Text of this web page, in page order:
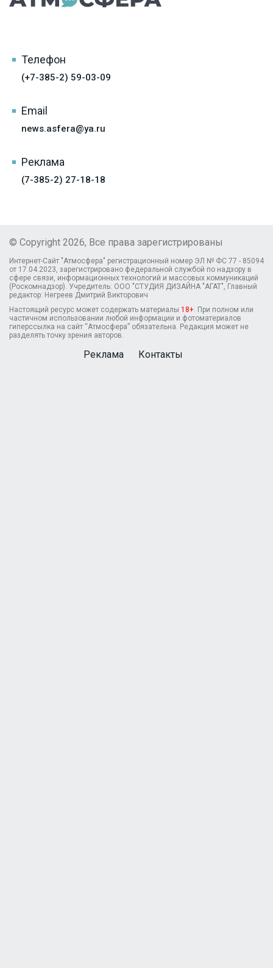
Телефон
(+7-385-2) 59-03-09
Email
news.asfera@ya.ru
Реклама
(7-385-2) 27-18-18
© Copyright 2026, Все права зарегистрированы
Интернет-Сайт "Атмосфера" регистрационный номер ЭЛ № ФС 77 - 85094
от 17.04.2023, зарегистрировано федеральной службой по надзору в
сфере связи, информационных технологий и массовых коммуникаций
(Роскомнадзор). Учредитель: ООО "СТУДИЯ ДИЗАЙНА "АГАТ", Главный
редактор: Негреев Дмитрий Викторович
Настоящий ресурс может содержать материалы 18+. При полном или
частичном использовании любой информации и фотоматериалов
гиперссылка на сайт “Атмосфера” обязательна. Редакция может не
разделять точку зрения авторов.
Реклама Контакты